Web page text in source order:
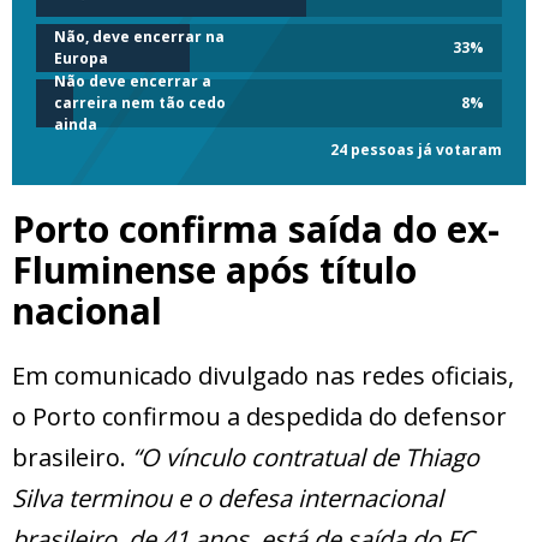
Não, deve encerrar na
Europa
33%
Não deve encerrar a
carreira nem tão cedo
ainda
8%
24 pessoas já votaram
Porto confirma saída do ex-
Fluminense após título
nacional
Em comunicado divulgado nas redes oficiais,
o Porto confirmou a despedida do defensor
brasileiro. “O vínculo contratual de Thiago
Silva terminou e o defesa internacional